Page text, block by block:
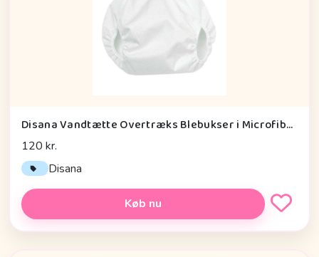
Disana Vandtætte Overtræks Blebukser i Microfiber
120 kr.
Disana
Køb nu